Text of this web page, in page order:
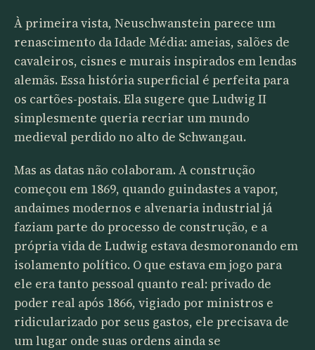
À primeira vista, Neuschwanstein parece um
renascimento da Idade Média: ameias, salões de
cavaleiros, cisnes e murais inspirados em lendas
alemãs. Essa história superficial é perfeita para
os cartões-postais. Ela sugere que Ludwig II
simplesmente queria recriar um mundo
medieval perdido no alto de Schwangau.
Mas as datas não colaboram. A construção
começou em 1869, quando guindastes a vapor,
andaimes modernos e alvenaria industrial já
faziam parte do processo de construção, e a
própria vida de Ludwig estava desmoronando em
isolamento político. O que estava em jogo para
ele era tanto pessoal quanto real: privado de
poder real após 1866, vigiado por ministros e
ridicularizado por seus gastos, ele precisava de
um lugar onde suas ordens ainda se